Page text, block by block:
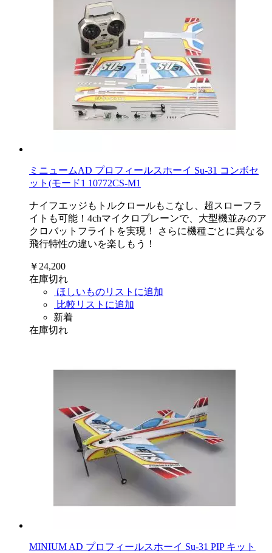
ミニュームAD プロフィールスホーイ Su-31 コンボセ
ット(モード1 10772CS-M1
ナイフエッジもトルクロールもこなし、超スローフラ
イトも可能！4chマイクロプレーンで、大型機並みのア
クロバットフライトを実現！ さらに機種ごとに異なる
飛行特性の違いを楽しもう！
￥24,200
在庫切れ
ほしいものリストに追加
比較リストに追加
新着
在庫切れ
MINIUM AD プロフィールスホーイ Su-31 PIP キット